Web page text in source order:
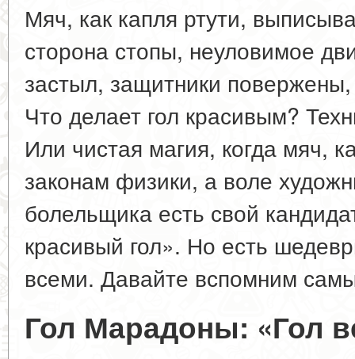
Мяч, как капля ртути,
сторона стопы, неуловимое
застыл, защитники
Что делает гол красивым?
Или чистая магия, когда мяч,
законам физики, а воле
болельщика есть свой
красивый гол». Но есть
всеми. Давайте вспомним
Гол Марадоны: «Гол